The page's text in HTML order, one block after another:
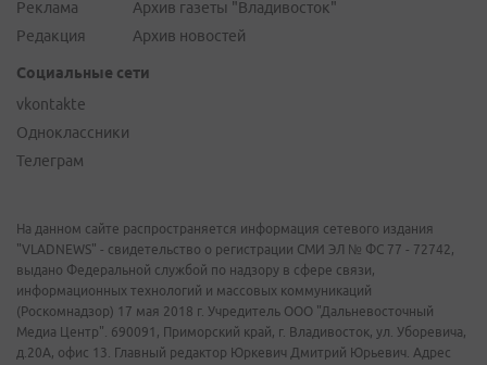
Реклама
Редакция
Архив газеты "Владивосток"
Архив новостей
Социальные сети
vkontakte
Одноклассники
Телеграм
На данном сайте распространяется информация сетевого издания
"VLADNEWS" - свидетельство о регистрации СМИ ЭЛ № ФС 77 - 72742,
выдано Федеральной службой по надзору в сфере связи,
информационных технологий и массовых коммуникаций
(Роскомнадзор) 17 мая 2018 г. Учредитель ООО "Дальневосточный
Медиа Центр". 690091, Приморский край, г. Владивосток, ул. Уборевича,
д.20А, офис 13. Главный редактор Юркевич Дмитрий Юрьевич. Адрес